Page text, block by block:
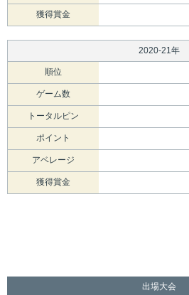
獲得賞金
2020-21年
順位
ゲーム数
トータルピン
ポイント
アベレージ
獲得賞金
出場大会